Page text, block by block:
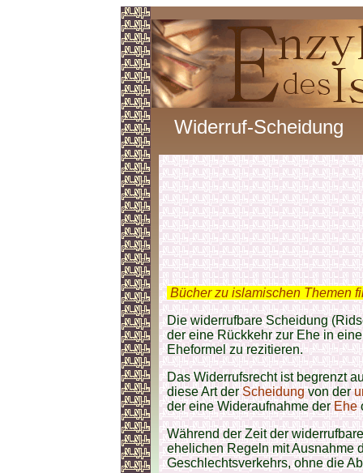
Widerruf-Scheidung
Bücher zu islamischen Themen
Die widerrufbare Scheidung
der eine Rückkehr zur Ehe in
Eheformel zu rezitieren.
Das Widerrufsrecht ist begrenzt
diese Art derScheidungvon der
der eine Wideraufnahme derEhe
Während der Zeit der
ehelichen Regeln mit Ausnahme
Geschlechtsverkehrs, ohne die